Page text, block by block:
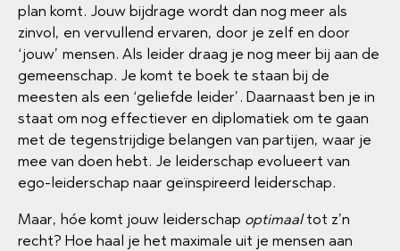
plan komt. Jouw bijdrage wordt dan nog meer als
zinvol, en vervullend ervaren, door je zelf en door
‘jouw’ mensen. Als leider draag je nog meer bij aan de
gemeenschap. Je komt te boek te staan bij de
meesten als een ‘geliefde leider’. Daarnaast ben je in
staat om nog effectiever en diplomatiek om te gaan
met de tegenstrijdige belangen van partijen, waar je
mee van doen hebt. Je leiderschap evolueert van
ego-leiderschap naar geïnspireerd leiderschap.
Maar, hóe komt jouw leiderschap optimaaltot z’n
recht? Hoe haal je het maximale uit je mensen aan